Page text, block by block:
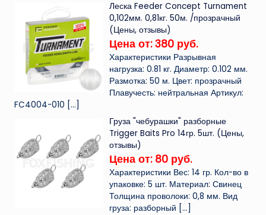
Леска Feeder Concept Turnament
0,102мм. 0,81кг. 50м. /прозрачный
(Цены, отзывы)
Цена от: 380 руб.
Характеристики Разрывная
нагрузка: 0.81 кг. Диаметр: 0.102 мм.
Размотка: 50 м. Цвет: прозрачный
Плавучесть: нейтральная Артикул:
FC4004-010 […]
Груза "чебурашки" разборные
Trigger Baits Pro 14гр. 5шт. (Цены,
отзывы)
Цена от: 80 руб.
Характеристики Вес: 14 гр. Кол-во в
упаковке: 5 шт. Материал: Свинец
Толщина проволоки: 0,8 мм. Вид
груза: разборный […]